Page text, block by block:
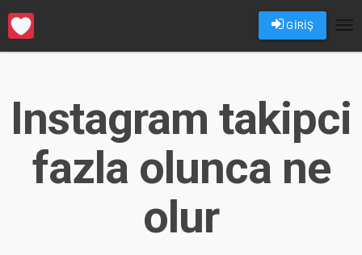
GİRİŞ
Instagram takipci
fazla olunca ne
olur